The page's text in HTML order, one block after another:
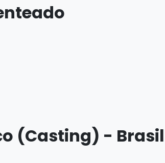
(Casting) - Brasil